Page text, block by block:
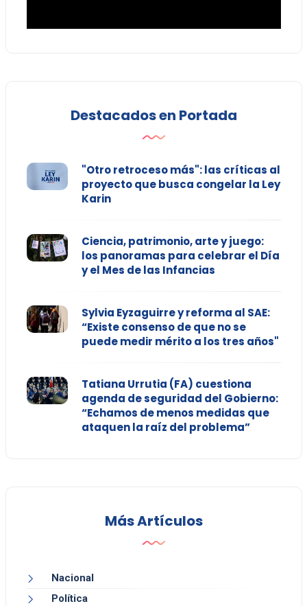
Destacados en Portada
"Otro retroceso más": las críticas al
proyecto que busca congelar la Ley
Karin
Ciencia, patrimonio, arte y juego:
los panoramas para celebrar el Día
y el Mes de las Infancias
Sylvia Eyzaguirre y reforma al SAE:
“Existe consenso de que no se
puede medir mérito a los tres años"
Tatiana Urrutia (FA) cuestiona
agenda de seguridad del Gobierno:
“Echamos de menos medidas que
ataquen la raíz del problema”
Más Artículos
Nacional
Política